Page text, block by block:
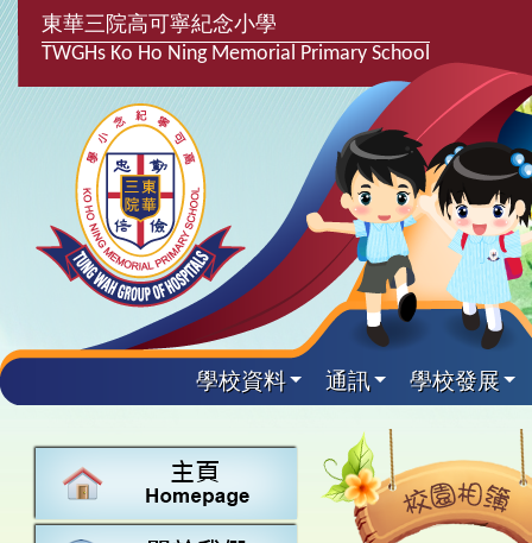
東華三院高可寧紀念小學
TWGHs Ko Ho Ning Memorial Primary School
學校資料 通訊 學校發展
關於
學校資料
校長的話
學校
最新消息
學校發
計劃,報告及
主要
中文
英文
學生
學生支援組
言語能力提
興趣及
課後興趣班
校隊活動
學生得
25-26得獎
24-25得獎
校園
校園相簿
校園電台
學校附
家長教師會
校友會